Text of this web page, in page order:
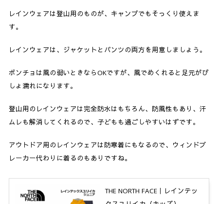
レインウェアは登山用のものが、キャンプでもそっくり使えま
す。
レインウェアは、ジャケットとパンツの両方を用意しましょう。
ポンチョは風の弱いときならOKですが、風でめくれると足元がび
しょ濡れになります。
登山用のレインウェアは完全防水はもちろん、防風性もあり、汗
ムレも解消してくれるので、子どもも過ごしやすいはずです。
アウトドア用のレインウェアは防寒着にもなるので、ウィンドブ
レーカー代わりに着るのもありですね。
THE NORTH FACE｜レインテッ